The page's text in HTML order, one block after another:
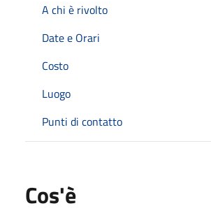
A chi è rivolto
Date e Orari
Costo
Luogo
Punti di contatto
Cos'è